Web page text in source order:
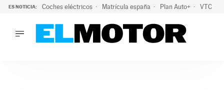
ES NOTICIA: Coches eléctricos Matrícula españa Plan Auto+ VTC